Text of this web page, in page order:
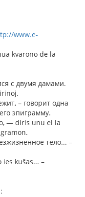
www.e-
kvarono de la
с двумя дамами.
– говорит одна
эпиграмму.
— diris unu el la
тело... –
kuŝas... –